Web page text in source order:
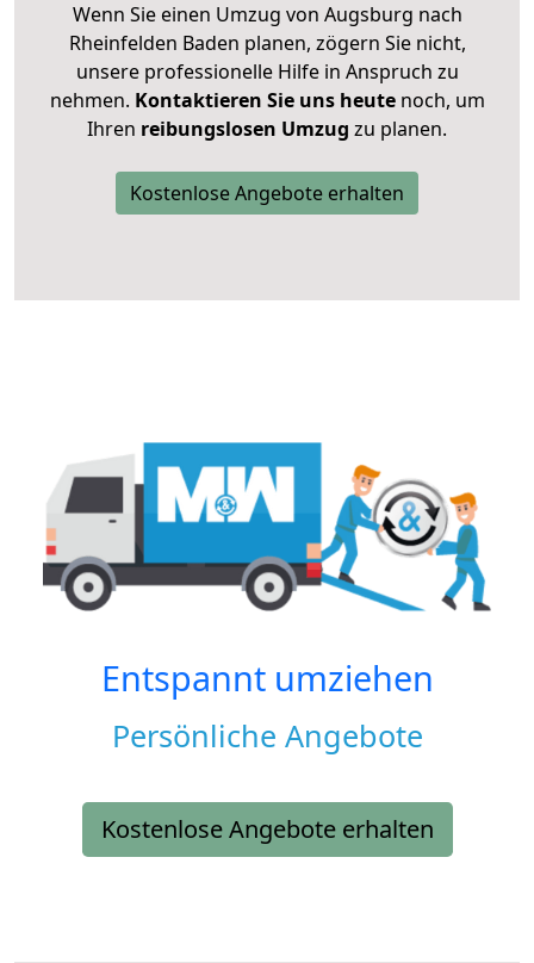
Wenn Sie einen Umzug von Augsburg nach
Rheinfelden Baden planen, zögern Sie nicht,
unsere professionelle Hilfe in Anspruch zu
nehmen. Kontaktieren Sie uns heutenoch, um
Ihren reibungslosen Umzug zu planen.
Kostenlose Angebote erhalten
Entspannt umziehen
Persönliche Angebote
Kostenlose Angebote erhalten